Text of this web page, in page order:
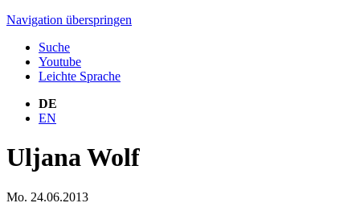
Navigation überspringen
Suche
Youtube
Leichte Sprache
DE
EN
Uljana Wolf
Mo. 24.06.2013